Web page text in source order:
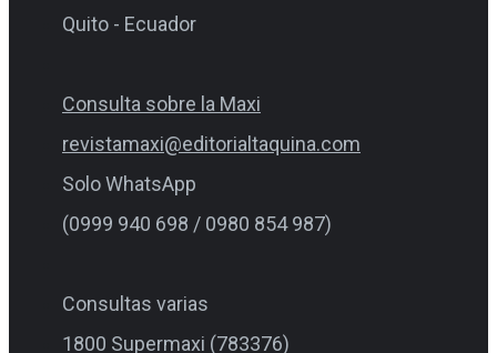
Quito - Ecuador
Consulta sobre la Maxi
revistamaxi@editorialtaquina.com
Solo WhatsApp
(0999 940 698 / 0980 854 987)
Consultas varias
1800 Supermaxi (783376)